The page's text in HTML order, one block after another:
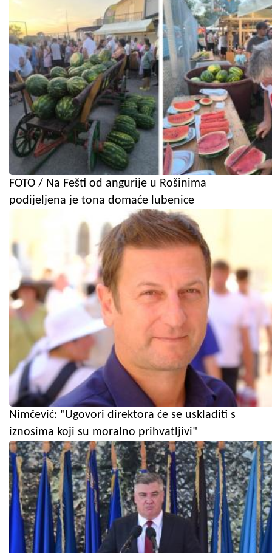
FOTO / Na Fešti od angurije u Rošinima
podijeljena je tona domaće lubenice
Nimčević: "Ugovori direktora će se uskladiti s
iznosima koji su moralno prihvatljivi"